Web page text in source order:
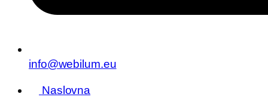
info@webilum.eu
Naslovna